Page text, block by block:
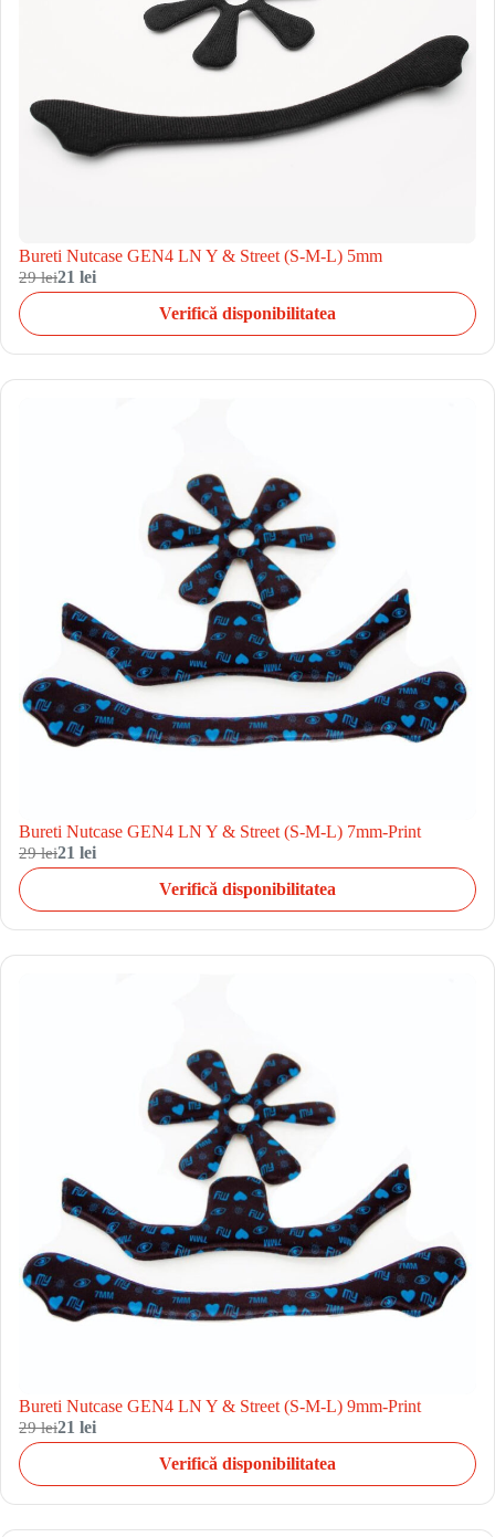
Bureti Nutcase GEN4 LN Y & Street (S-M-L) 5mm
29 lei21 lei
Verifică disponibilitatea
Bureti Nutcase GEN4 LN Y & Street (S-M-L) 7mm-Print
29 lei21 lei
Verifică disponibilitatea
Bureti Nutcase GEN4 LN Y & Street (S-M-L) 9mm-Print
29 lei21 lei
Verifică disponibilitatea